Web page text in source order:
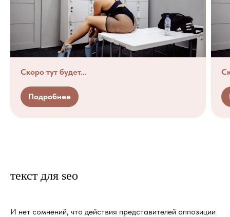
Скоро тут будет...
Подробнее
текст для seo
И нет сомнений, что действия представителей оппозиции